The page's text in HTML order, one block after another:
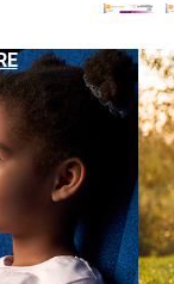
D'INFORMATIONS